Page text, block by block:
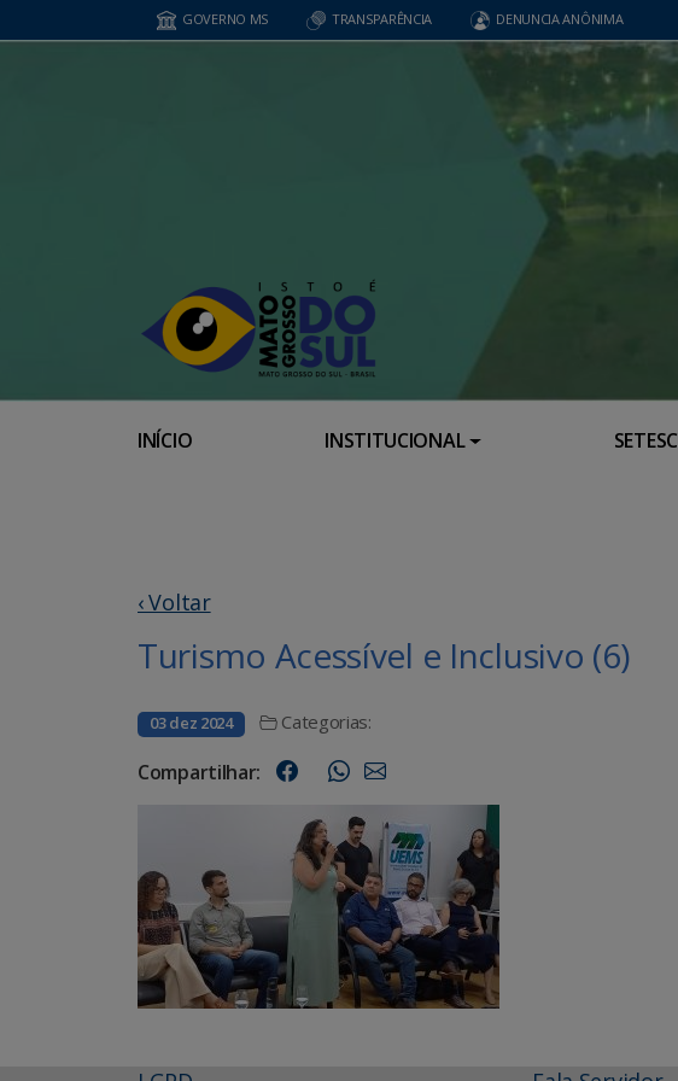
GOVERNO MS TRANSPARÊNCIA DENUNCIA ANÔNIMA
INÍCIO INSTITUCIONAL SETESC
‹ Voltar
Turismo Acessível e Inclusivo (6)
03 dez 2024 Categorias:
Compartilhar: